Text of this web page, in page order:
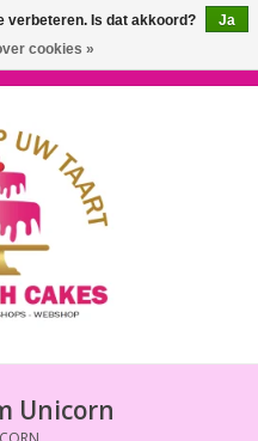
Unicorn
verbeteren. Is dat akkoord?
Ja
cookies »